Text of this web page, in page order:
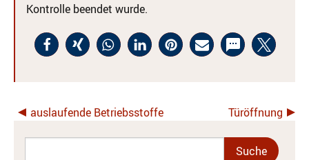
Kontrolle beendet wurde.
auslaufende Betriebsstoffe Türöffnung